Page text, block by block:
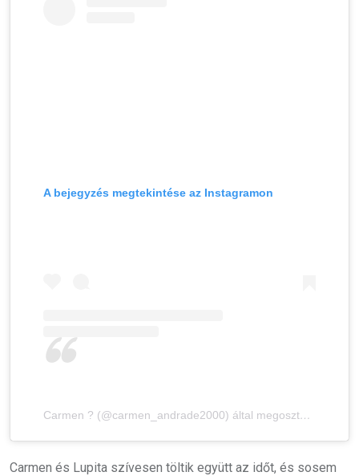
A bejegyzés megtekintése az Instagramon
Carmen ? (@carmen_andrade2000) által megosztott bejegyzés
Carmen és Lupita szívesen töltik együtt az időt, és sosem